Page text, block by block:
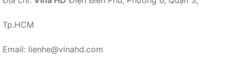
Tp.HCM
Email: lienhe@vinahd.com